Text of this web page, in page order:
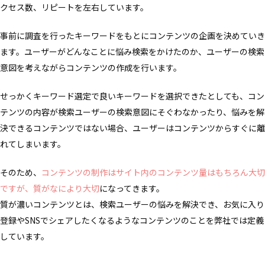
クセス数、リピートを左右しています。
事前に調査を行ったキーワードをもとにコンテンツの企画を決めていき
ます。ユーザーがどんなことに悩み検索をかけたのか、ユーザーの検索
意図を考えながらコンテンツの作成を行います。
せっかくキーワード選定で良いキーワードを選択できたとしても、コン
テンツの内容が検索ユーザーの検索意図にそぐわなかったり、悩みを解
決できるコンテンツではない場合、ユーザーはコンテンツからすぐに離
れてしまいます。
そのため、 コンテンツの制作はサイト内のコンテンツ量はもちろん大切
ですが、質がなにより大切になってきます。
質が濃いコンテンツとは、検索ユーザーの悩みを解決でき、お気に入り
登録やSNSでシェアしたくなるようなコンテンツのことを弊社では定義
しています。